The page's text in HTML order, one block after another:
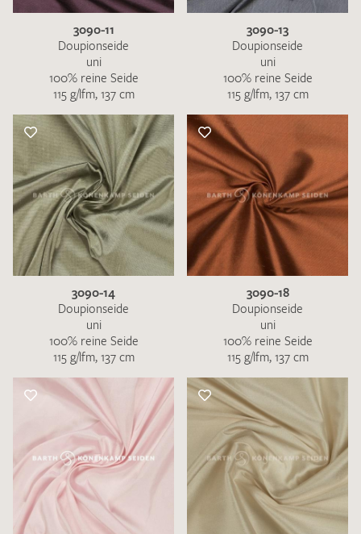
3090-11
Doupionseide
uni
100% reine Seide
115 g/lfm, 137 cm
3090-13
Doupionseide
uni
100% reine Seide
115 g/lfm, 137 cm
3090-14
Doupionseide
uni
100% reine Seide
115 g/lfm, 137 cm
3090-18
Doupionseide
uni
100% reine Seide
115 g/lfm, 137 cm